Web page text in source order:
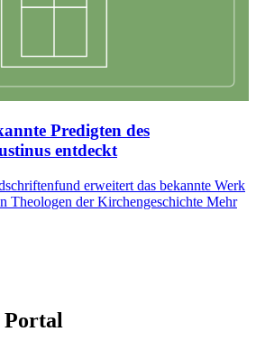
Predigten des
entdeckt
erweitert das bekannte Werk
Theologen der Kirchengeschichte Mehr